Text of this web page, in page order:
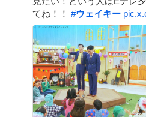
てね！！ #ウェイキー